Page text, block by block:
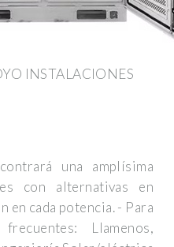
INSTALACIONES
una amplísima
con alternativas en
en cada potencia. - Para
Llamenos,